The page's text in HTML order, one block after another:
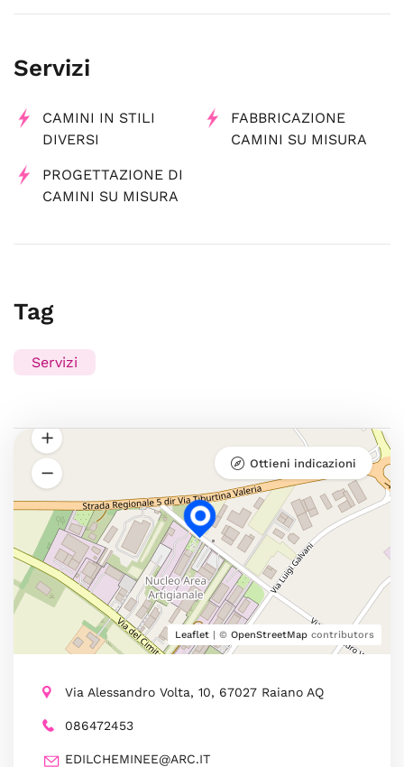
Servizi
CAMINI IN STILI
DIVERSI
FABBRICAZIONE
CAMINI SU MISURA
PROGETTAZIONE DI
CAMINI SU MISURA
Tag
Servizi
Leaflet | © OpenStreetMap contributors
Ottieni indicazioni
Via Alessandro Volta, 10, 67027 Raiano AQ
086472453
EDILCHEMINEE@ARC.IT